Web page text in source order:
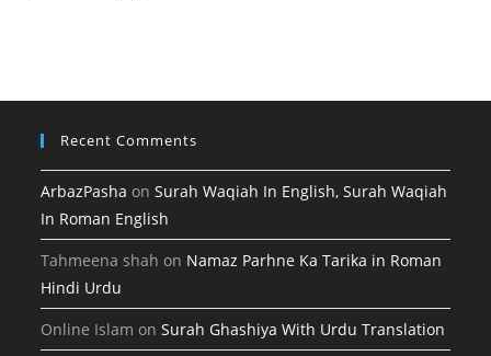
tab
Recent Comments
ArbazPasha onSurah Waqiah In English, Surah Waqiah
In Roman English
Tahmeena shah on Namaz Parhne Ka Tarika in Roman
Hindi Urdu
Online Islam onSurah Ghashiya With Urdu Translation